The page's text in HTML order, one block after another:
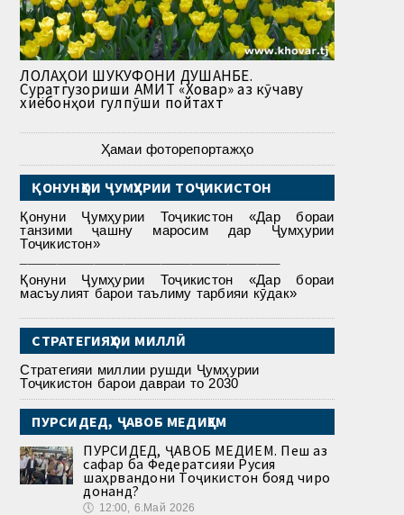
ЛОЛАҲОИ ШУКУФОНИ ДУШАНБЕ.
Суратгузориши АМИТ «Ховар» аз кӯчаву
хиёбонҳои гулпӯши пойтахт
Ҳамаи фоторепортажҳо
ҚОНУНҲОИ ҶУМҲУРИИ ТОҶИКИСТОН
Қонуни Ҷумҳурии Тоҷикистон «Дар бораи
танзими ҷашну маросим дар Ҷумҳурии
Тоҷикистон»
Қонуни Ҷумҳурии Тоҷикистон «Дар бораи
масъулият барои таълиму тарбияи кӯдак»
СТРАТЕГИЯҲОИ МИЛЛӢ
Стратегияи миллии рушди Ҷумҳурии
Тоҷикистон барои давраи то 2030
ПУРСИДЕД, ҶАВОБ МЕДИҲЕМ
ПУРСИДЕД, ҶАВОБ МЕДИҲЕМ. Пеш аз
сафар ба Федератсияи Русия
шаҳрвандони Тоҷикистон бояд чиро
донанд?
🕔 12:00, 6.Май 2026